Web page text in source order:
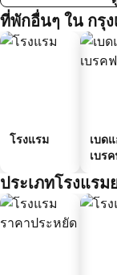
ที่พักอื่นๆ ใน กรุง
โรงแรม
เบด
เบร
ประเภทโรงแร